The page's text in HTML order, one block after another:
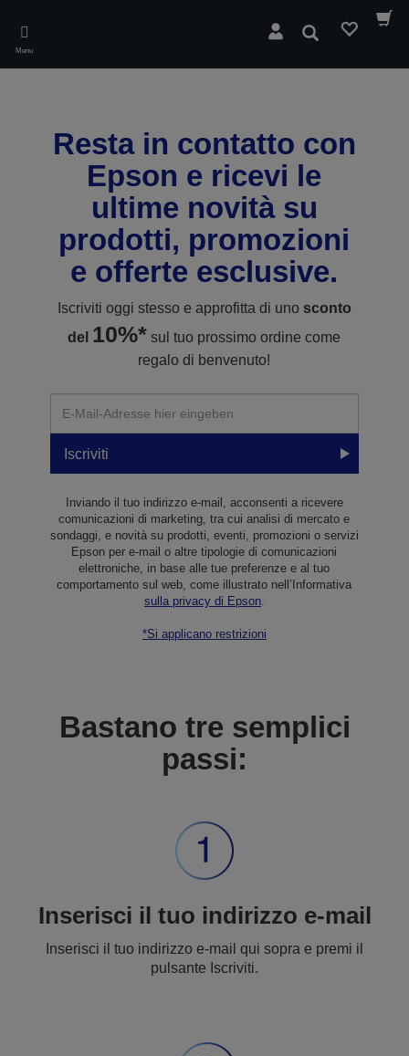
main
content
Menu
Cerca
Resta in contatto con
Epson e ricevi le
ultime novità su
prodotti, promozioni
e offerte esclusive.
Iscriviti oggi stesso e approfitta di uno sconto
del 10%* sul tuo prossimo ordine come
regalo di benvenuto!
Iscriviti
Inviando il tuo indirizzo e-mail, acconsenti a ricevere
comunicazioni di marketing, tra cui analisi di mercato e
sondaggi, e novità su prodotti, eventi, promozioni o servizi
Epson per e-mail o altre tipologie di comunicazioni
elettroniche, in base alle tue preferenze e al tuo
comportamento sul web, come illustrato nell’Informativa
sulla privacy di Epson.
*Si applicano restrizioni
Bastano tre semplici
passi:
Inserisci il tuo indirizzo e-mail
Inserisci il tuo indirizzo e-mail qui sopra e premi il
pulsante Iscriviti.